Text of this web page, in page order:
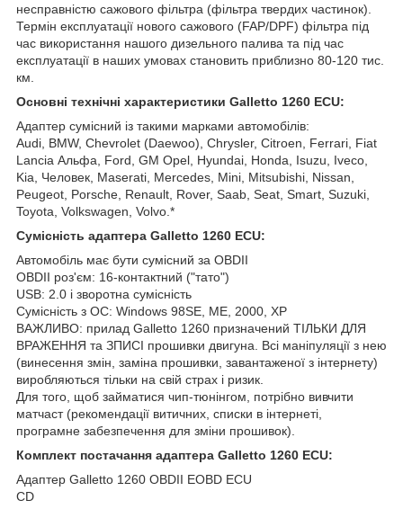
несправністю сажового фільтра (фільтра твердих частинок).
Термін експлуатації нового сажового (FAP/DPF) фільтра під
час використання нашого дизельного палива та під час
експлуатації в наших умовах становить приблизно 80-120 тис.
км.
Основні технічні характеристики Galletto 1260 ECU:
Адаптер сумісний із такими марками автомобілів:
Аudi, BMW, Chevrolet (Daewoo), Chrysler, Citroen, Ferrari, Fiat
Lancia Альфа, Ford, GM Opel, Hyundai, Honda, Isuzu, Iveco,
Kia, Человек, Maserati, Mercedes, Mini, Mitsubishi, Nissan,
Peugeot, Porsche, Renault, Rover, Saab, Seat, Smart, Suzuki,
Toyota, Volkswagen, Volvo.*
Сумісність адаптера Galletto 1260 ECU:
Автомобіль має бути сумісний за OBDII
OBDII роз'єм: 16-контактний ("тато")
USB: 2.0 і зворотна сумісність
Сумісність з ОС: Windows 98SE, ME, 2000, XP
ВАЖЛИВО: прилад Galletto 1260 призначений ТІЛЬКИ ДЛЯ
ВРАЖЕННЯ та ЗПИСІ прошивки двигуна. Всі маніпуляції з нею
(винесення змін, заміна прошивки, завантаженої з інтернету)
виробляються тільки на свій страх і ризик.
Для того, щоб займатися чип-тюнінгом, потрібно вивчити
матчаст (рекомендації витичних, списки в інтернеті,
програмне забезпечення для зміни прошивок).
Комплект постачання адаптера Galletto 1260 ECU:
Адаптер Galletto 1260 OBDII EOBD ECU
CD